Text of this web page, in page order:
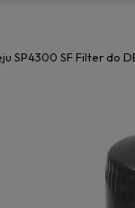
SP4300 SF Filter do